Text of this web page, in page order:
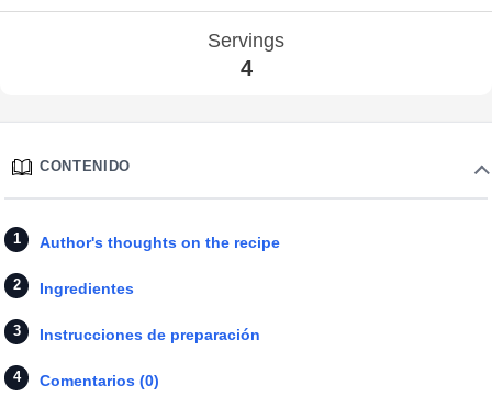
Servings
4
CONTENIDO
Author's thoughts on the recipe
Ingredientes
Instrucciones de preparación
Comentarios (0)